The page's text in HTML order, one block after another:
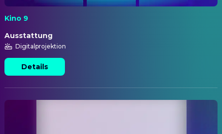
Kino 9
Ausstattung
Digitalprojektion
Details